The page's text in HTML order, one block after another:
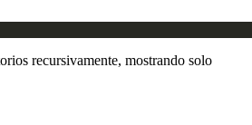
recursivamente, mostrando solo